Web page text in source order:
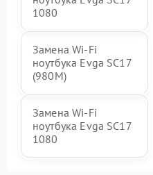
1080
Замена Wi-Fi
ноутбука Evga SC17
(980M)
Замена Wi-Fi
ноутбука Evga SC17
1080